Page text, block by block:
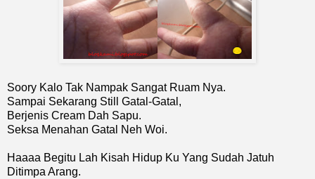
Soory Kalo Tak Nampak Sangat Ruam Nya.
Sampai Sekarang Still Gatal-Gatal,
Berjenis Cream Dah Sapu.
Seksa Menahan Gatal Neh Woi.
Haaaa Begitu Lah Kisah Hidup Ku Yang Sudah Jatuh
Ditimpa Arang.